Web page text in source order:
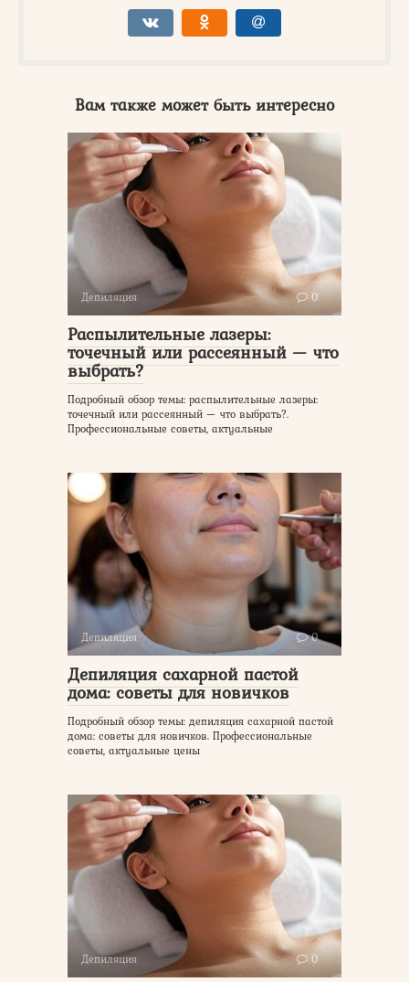
Вам также может быть интересно
Депиляция 0
Распылительные лазеры:
точечный или рассеянный — что
выбрать?
Подробный обзор темы: распылительные лазеры:
точечный или рассеянный — что выбрать?.
Профессиональные советы, актуальные
Депиляция 0
Депиляция сахарной пастой
дома: советы для новичков
Подробный обзор темы: депиляция сахарной пастой
дома: советы для новичков. Профессиональные
советы, актуальные цены
Депиляция 0